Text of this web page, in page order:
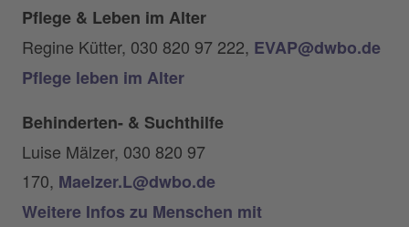
Pflege & Leben im Alter
Regine Kütter, 030 820 97 222, EVAP@dwbo.de
Pflege leben im Alter
Behinderten- & Suchthilfe
Luise Mälzer, 030 820 97
170, Maelzer.L@dwbo.de
Weitere Infos zu Menschen mit